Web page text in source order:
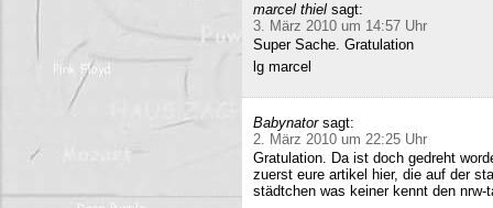
marcel thiel sagt:
3. März 2010 um 14:57 Uhr
Super Sache. Gratulation
lg marcel
Babynator sagt:
2. März 2010 um 22:25 Uhr
Gratulation. Da ist doch gedreht
zuerst eure artikel hier, die auf der
städtchen was keiner kennt den nrw-